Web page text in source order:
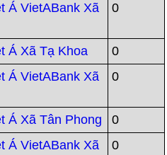
Á VietABank Xã
0
Á Xã Tạ Khoa
0
Á VietABank Xã
0
Á Xã Tân Phong
0
Á VietABank Xã
0